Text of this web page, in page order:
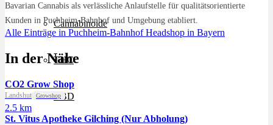
Cannabinoide
THC
CBD
Bavarian Cannabis als verlässliche Anlaufstelle für qualitätsorientierte
Kunden in Puchheim-Bahnhof und Umgebung etabliert.
Alle Einträge in Puchheim-BahnhofHeadshop in Bayern
In der Nähe
CO2 Grow Shop
Landshut Growshop
2.5 km
St. Vitus Apotheke Gilching (Nur Abholung)